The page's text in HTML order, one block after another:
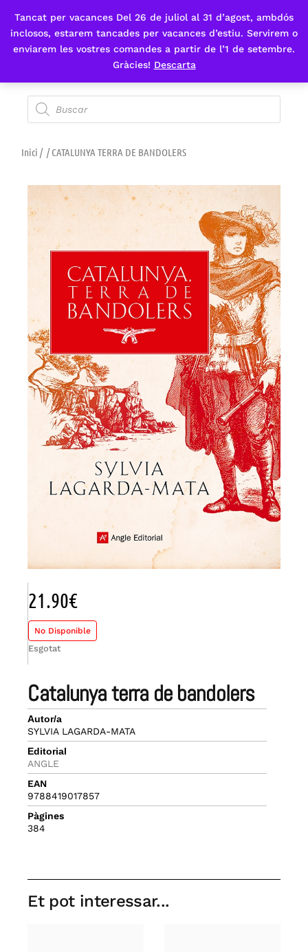
Tancat per vacances Del 26 de juliol al 31 d’agost, ambdós
inclosos, estarem tancades per vacances d’estiu. Servirem o
enviarem les vostres comandes a partir de l’1 de setembre.
Gràcies! Descarta
Fes-te'n sòcia
Inici / / CATALUNYA TERRA DE BANDOLERS
catalunya terra de bandolers
Autor/a
SYLVIA LAGARDA-MATA
Editorial
ANGLE
EAN
9788419017857
Pàgines
384
21.90€
No Disponible
Esgotat
Et pot interessar...